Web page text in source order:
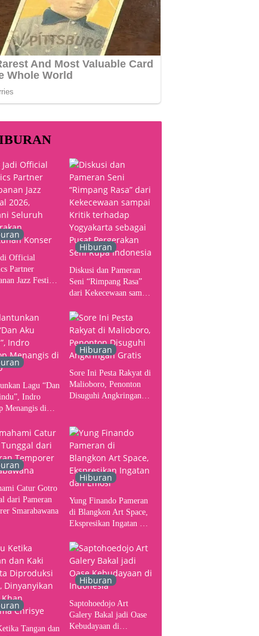
Official
Partner
Jazz Festival
Hiburan
Diskusi dan Pameran
Seni “Rimpang Rasa”
dari Kekecewaan sampai
Yogyakarta sebagai
Pusat Pergerakan Seni
Rupa Indonesia
Lagu “Dan
Indro
Menangis di
Hiburan
Sore Ini Pesta Rakyat di
Malioboro, Penonton
Disuguhi Angkringan
Catur Gotro
dari Pameran
Smarabawana
Hiburan
Yung Finando Pameran
di Blangkon Art Space,
Ekspresikan Ingatan dan
Tangan dan
Hiburan
Saptohoedojo Art
Galery Bakal jadi Oase
Kebudayaan di